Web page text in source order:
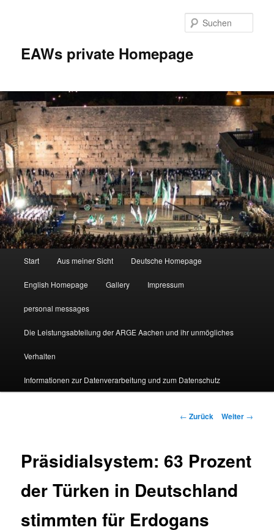
EAWs private Homepage
Start Aus meiner Sicht Deutsche Homepage
English Homepage Gallery Impressum
personal messages
Die Leistungsabteilung der ARGE Aachen und ihr unmögliches
Verhalten
Informationen zur Datenverarbeitung und zum Datenschutz
Beitragsnavigation
← Zurück Weiter →
Präsidialsystem: 63 Prozent
der Türken in Deutschland
stimmten für Erdogans